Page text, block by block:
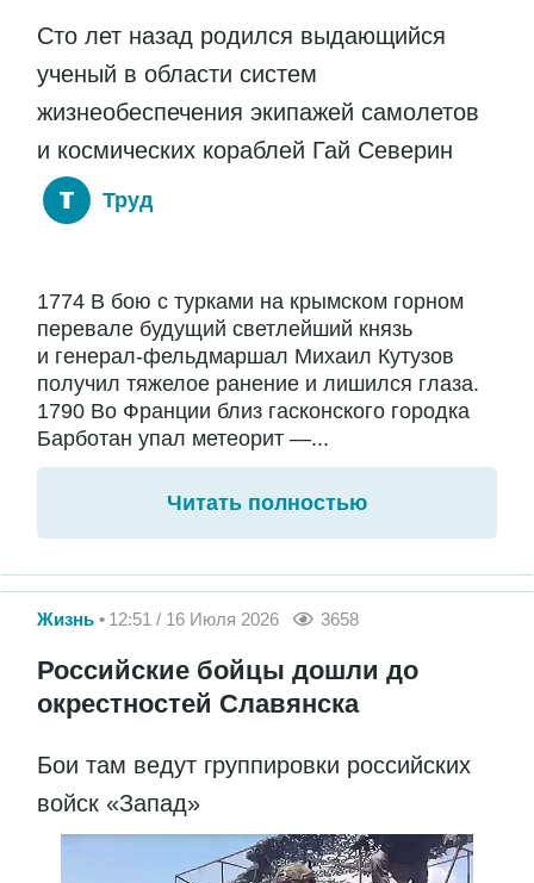
Сто лет назад родился выдающийся
ученый в области систем
жизнеобеспечения экипажей самолетов
и космических кораблей Гай Северин
Труд
1774 В бою с турками на крымском горном
перевале будущий светлейший князь
и генерал-фельдмаршал Михаил Кутузов
получил тяжелое ранение и лишился глаза.
1790 Во Франции близ гасконского городка
Барботан упал метеорит —...
Читать полностью
Жизнь 12:51 / 16 Июля 2026 3658
Российские бойцы дошли до
окрестностей Славянска
Бои там ведут группировки российских
войск «Запад»